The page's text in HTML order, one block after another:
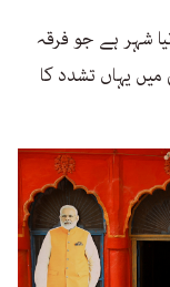
شہر ہے جو فرقہ
میں یہاں تشدد کا